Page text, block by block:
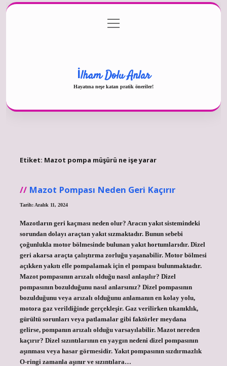
Gizlilik Politikası
menüyü
aç
İlham Dolu Anlar
Hayatına neşe katan pratik öneriler!
Etiket: Mazot pompa müşürü ne işe yarar
Mazot Pompası Neden Geri Kaçırır
Tarih: Aralık 11, 2024
Mazotların geri kaçması neden olur? Aracın yakıt sistemindeki
sorundan dolayı araçtan yakıt sızmaktadır. Bunun sebebi
çoğunlukla motor bölmesinde bulunan yakıt hortumlarıdır. Dizel
geri akarsa araçta çalıştırma zorluğu yaşanabilir. Motor bölmesi
açıkken yakıtı elle pompalamak için el pompası bulunmaktadır.
Mazot pompasının arızalı olduğu nasıl anlaşılır? Dizel
pompasının bozulduğunu nasıl anlarsınız? Dizel pompasının
bozulduğunu veya arızalı olduğunu anlamanın en kolay yolu,
motora gaz verildiğinde gerçekleşir. Gaz verilirken tıkanıklık,
gürültü sorunları veya patlamalar gibi faktörler meydana
gelirse, pompanın arızalı olduğu varsayılabilir. Mazot nereden
kaçırır? Dizel sızıntılarının en yaygın nedeni dizel pompasının
aşınması veya hasar görmesidir. Yakıt pompasının sızdırmazlık
O-ringi zamanla aşınır ve sızıntılara…